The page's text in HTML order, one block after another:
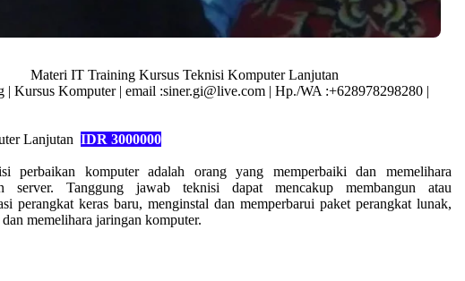
Materi IT Training Kursus Teknisi Komputer Lanjutan
| Kursus Komputer | email :siner.gi@live.com | Hp./WA :+628978298280 |
Lanjutan IDR 3000000
perbaikan komputer adalah orang yang memperbaiki dan memelihara
server. Tanggung jawab teknisi dapat mencakup membangun atau
perangkat keras baru, menginstal dan memperbarui paket perangkat lunak,
memelihara jaringan komputer.